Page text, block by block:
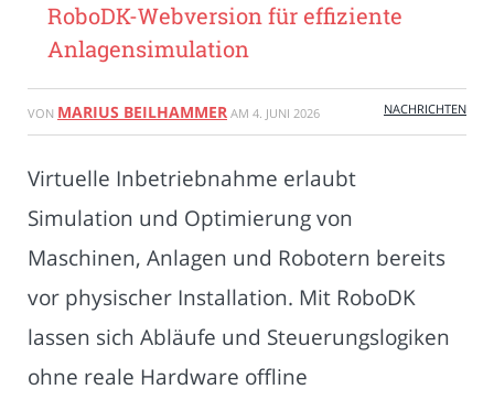
RoboDK-Webversion für effiziente
Anlagensimulation
VON MARIUS BEILHAMMER AM 4. JUNI 2026 NACHRICHTEN
Virtuelle Inbetriebnahme erlaubt
Simulation und Optimierung von
Maschinen, Anlagen und Robotern bereits
vor physischer Installation. Mit RoboDK
lassen sich Abläufe und Steuerungslogiken
ohne reale Hardware offline